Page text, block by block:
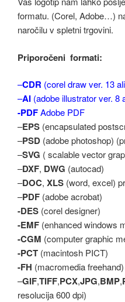
formatu. (Corel, Adobe…)
naročilu v spletni trgovini.
Priporočeni formati:
–CDR (corel draw ver. 13
–AI (adobe illustrator ver. 8
-PDFAdobe PDF
–EPS (encapsulated
–PSD (adobe photoshop)
–SVG ( scalable vector
–DXF, DWG (autocad)
–DOC, XLS (word, excel)
–PDF (adobe acrobat)
-DES (corel designer)
-EMF (enhanced windows
-CGM (computer graphic
-PCT (macintosh PICT)
-FH (macromedia freehand)
–GIF,TIFF,PCX,JPG,BMP,
resolucija 600 dpi)